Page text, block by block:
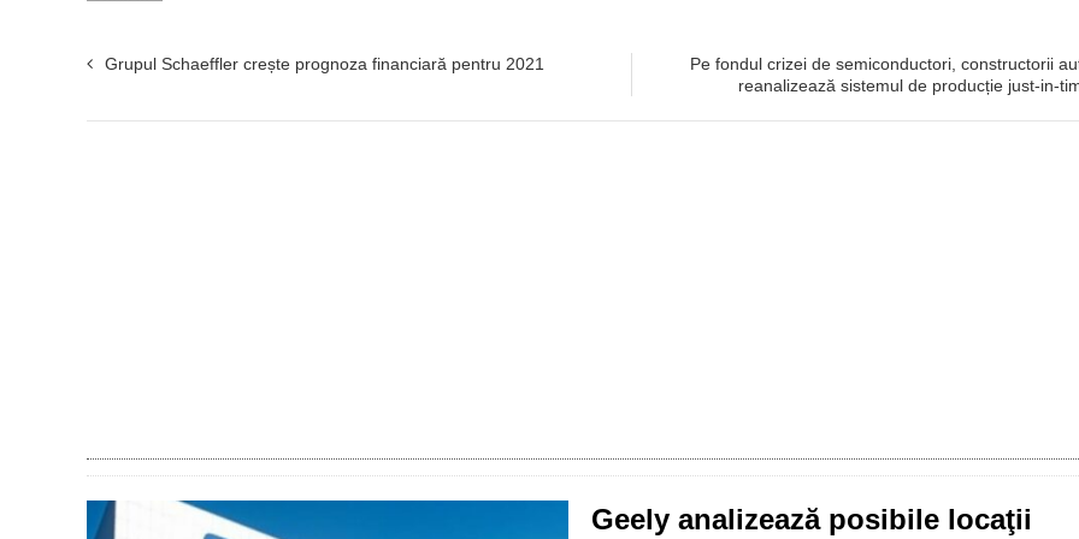
Grupul Schaeffler crește prognoza financiară pentru 2021
Pe fondul crizei de semiconductori, constructorii
reanalizează sistemul de producție just-in-
Geely analizează posibile locaţii